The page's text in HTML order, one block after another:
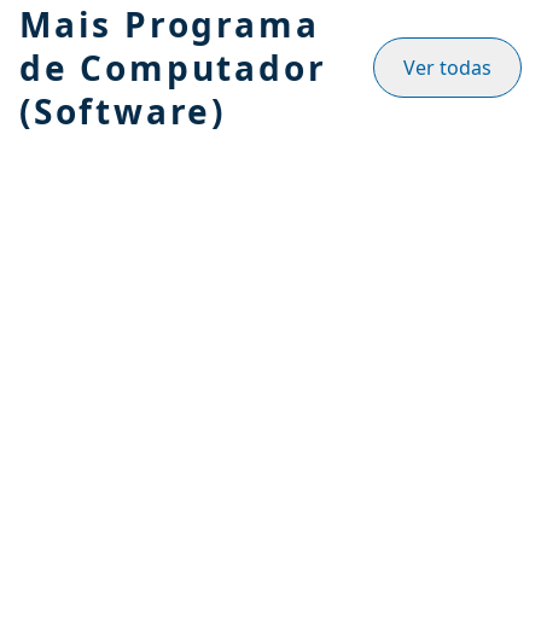
Mais Programa
de Computador
(Software)
Ver todas